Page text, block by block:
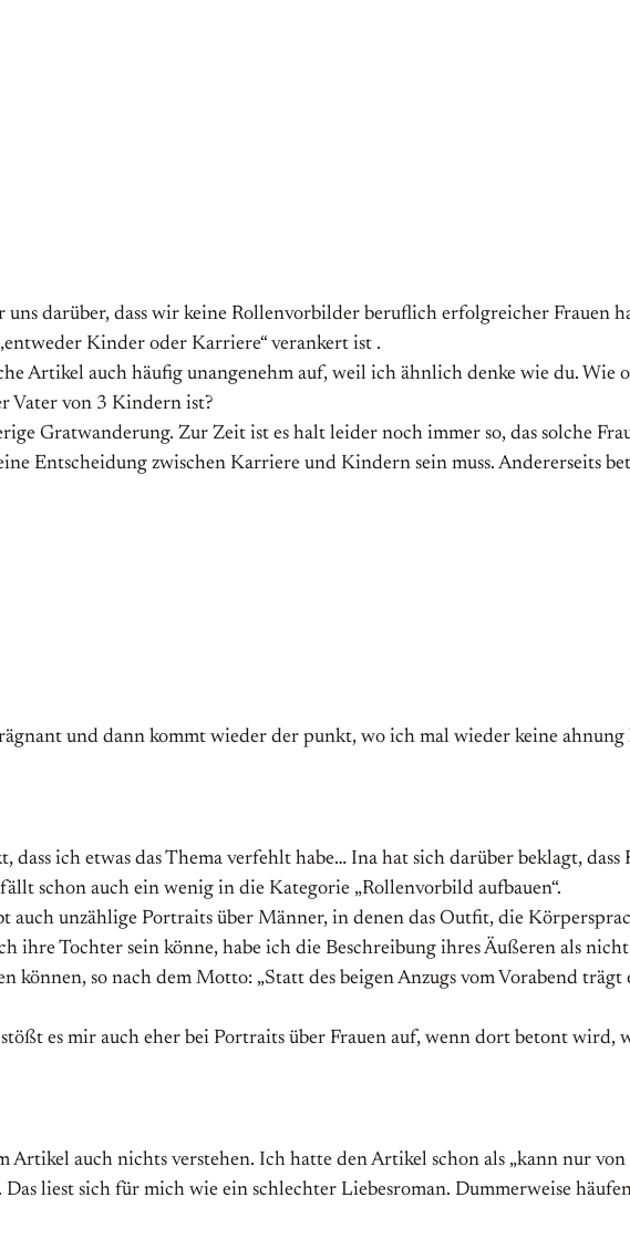
uns darüber, dass wir keine Rollenvorbilder beruflich erfolgreicher Frauen
Kinder oder Karriere“ verankert ist .
Artikel auch häufig unangenehm auf, weil ich ähnlich denke wie du.
Vater von 3 Kindern ist?
Gratwanderung. Zur Zeit ist es halt leider noch immer so, das solche
Entscheidung zwischen Karriere und Kindern sein muss. Andererseits
und dann kommt wieder der punkt, wo ich mal wieder keine ahnung
dass ich etwas das Thema verfehlt habe… Ina hat sich darüber beklagt, dass
schon auch ein wenig in die Kategorie „Rollenvorbild aufbauen“.
auch unzählige Portraits über Männer, in denen das Outfit, die
ihre Tochter sein könne, habe ich die Beschreibung ihres Äußeren als
können, so nach dem Motto: „Statt des beigen Anzugs vom Vorabend
es mir auch eher bei Portraits über Frauen auf, wenn dort betont wird,
Artikel auch nichts verstehen. Ich hatte den Artikel schon als „kann nur
Das liest sich für mich wie ein schlechter Liebesroman. Dummerweise